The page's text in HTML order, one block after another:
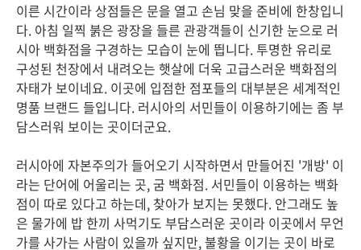
이른 시간이라 상점들은 문을 열고 손님 맞을 준비에 한창입니
다. 아침 일찍 붉은 광장을 들른 관광객들이 신기한 눈으로 러
시아 백화점을 구경하는 모습이 눈에 띕니다. 투명한 유리로
구성된 천장에서 내려오는 햇살에 더욱 고급스러운 백화점의
자태가 보이네요. 이곳에 입점한 점포들의 대부분은 세계적인
명품 브랜드 들입니다. 러시아의 서민들이 이용하기에는 좀 부
담스러워 보이는 곳이더군요.
러시아에 자본주의가 들어오기 시작하면서 만들어진 '개방' 이
라는 단어에 어울리는 곳, 굼 백화점. 서민들이 이용하는 백화
점이 따로 있다고 하는데, 찾아가 보지는 못했다. 안그래도 높
은 물가에 밥 한끼 사먹기도 부담스러운 곳이라 이곳에서 무언
가를 사가는 사람이 있을까 싶지만, 불황을 이기는 곳이 바로